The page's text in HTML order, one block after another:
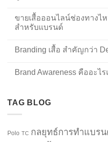
ขายเสื้อออนไลน์ช่องทางไ
สำหรับแบรนด์
Branding เสื้อ สำคัญกว่า
Brand Awareness คืออะไ
TAG BLOG
Polo TC กลยุทธ์การทำแบรน